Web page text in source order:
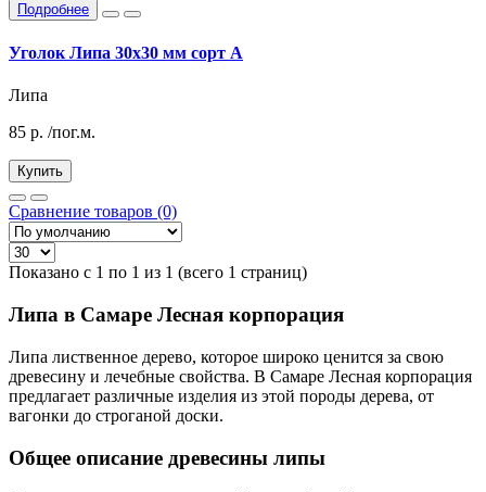
Подробнее
Уголок Липа 30х30 мм сорт А
Липа
85 р. /пог.м.
Купить
Сравнение товаров (0)
Показано с 1 по 1 из 1 (всего 1 страниц)
Липа в Самаре Лесная корпорация
Липа лиственное дерево, которое широко ценится за свою
древесину и лечебные свойства. В Самаре Лесная корпорация
предлагает различные изделия из этой породы дерева, от
вагонки до строганой доски.
Общее описание древесины липы